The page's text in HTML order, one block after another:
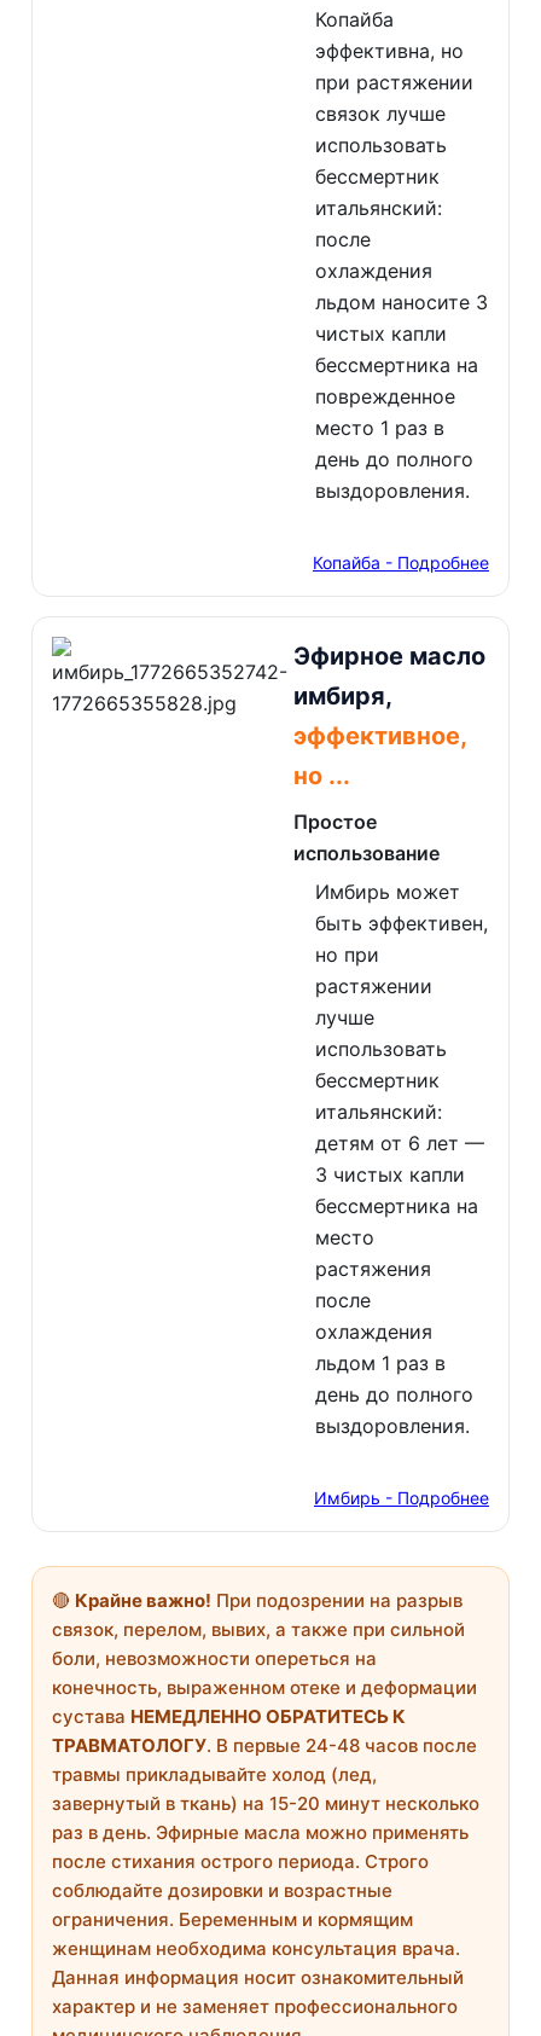
Копайба
эффективна, но
при растяжении
связок лучше
использовать
бессмертник
итальянский:
после
охлаждения
льдом наносите 3
чистых капли
бессмертника на
поврежденное
место 1 раз в
день до полного
выздоровления.
Копайба - Подробнее
Эфирное масло
имбиря,
эффективное,
но ...
Простое
использование
Имбирь может
быть эффективен,
но при
растяжении
лучше
использовать
бессмертник
итальянский:
детям от 6 лет —
3 чистых капли
бессмертника на
место
растяжения
после
охлаждения
льдом 1 раз в
день до полного
выздоровления.
Имбирь - Подробнее
🔴 Крайне важно! При подозрении на разрыв
связок, перелом, вывих, а также при сильной
боли, невозможности опереться на
конечность, выраженном отеке и деформации
сустава НЕМЕДЛЕННО ОБРАТИТЕСЬ К
ТРАВМАТОЛОГУ. В первые 24-48 часов после
травмы прикладывайте холод (лед,
завернутый в ткань) на 15-20 минут несколько
раз в день. Эфирные масла можно применять
после стихания острого периода. Строго
соблюдайте дозировки и возрастные
ограничения. Беременным и кормящим
женщинам необходима консультация врача.
Данная информация носит ознакомительный
характер и не заменяет профессионального